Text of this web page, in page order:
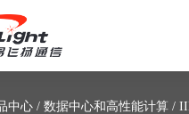
件的向导
中心 / 数据中心和高性能计算 /